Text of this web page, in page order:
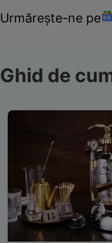
Urmărește-ne pe
Ghid de